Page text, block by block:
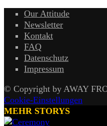
Our Attitude
Newsletter
Kontakt
FAQ
Datenschutz
Impressum
© Copyright by AWAY
Cookie-Einstellungen
MEHR STORYS